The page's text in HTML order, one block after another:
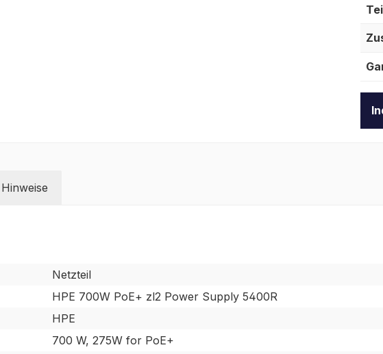
Hinweise
Netzteil
HPE 700W PoE+ zl2 Power Supply 5400R
HPE
700 W, 275W for PoE+